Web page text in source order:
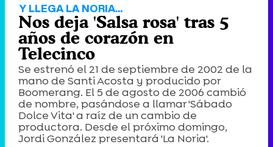
Y LLEGA LA NORIA...
Nos deja 'Salsa rosa' tras 5
años de corazón en
Telecinco
Se estrenó el 21 de septiembre de 2002 de la
mano de Santi Acosta y producido por
Boomerang. El 5 de agosto de 2006 cambió
de nombre, pasándose a llamar 'Sábado
Dolce Vita' a raíz de un cambio de
productora. Desde el próximo domingo,
Jordi González presentará 'La Noria'.